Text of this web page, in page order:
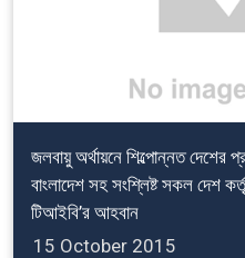
জলবায়ু অর্থায়নে শিল্পোন্নত দেশের
বাংলাদেশ সহ সংশ্লিষ্ট সকল দেশ
টিআইবি’র আহবান
15 October 2015